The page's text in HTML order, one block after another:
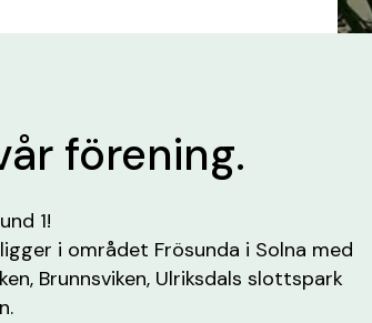
förening.
1!
i området Frösunda i Solna med
Brunnsviken, Ulriksdals slottspark